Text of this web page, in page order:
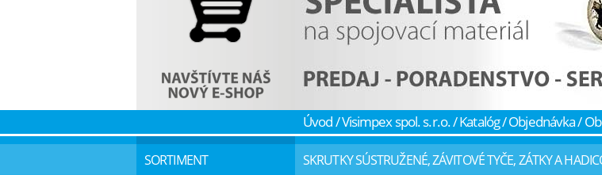
Úvod/Visimpex spol. s.r.o./Katalóg/Objednávka/
SORTIMENT SKRUTKY SÚSTRUŽENÉ, ZÁVITOVÉ TYČE, ZÁTKY A